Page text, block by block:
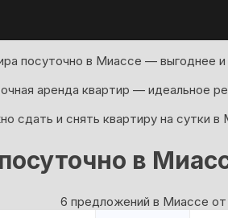
посуточно в Миассе — выгоднее
аренда квартир — идеальное
сдать и снять квартиру на сутки
в
6 предложений в Миассе